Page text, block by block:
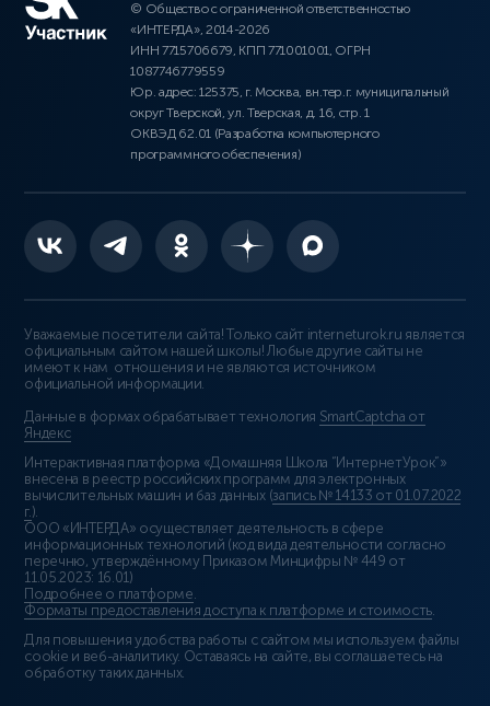
© Общество с ограниченной ответственностью
«ИНТЕРДА», 2014-2026
ИНН 7715706679, КПП 771001001, ОГРН
1087746779559
Юр. адрес: 125375, г. Москва, вн.тер.г. муниципальный
округ Тверской, ул. Тверская, д. 16, стр. 1
ОКВЭД 62.01 (Разработка компьютерного
программного обеспечения)
Уважаемые посетители сайта! Только сайт interneturok.ru является
официальным сайтом нашей школы! Любые другие сайты не
имеют к нам отношения и не являются источником
официальной информации.
Данные в формах обрабатывает технология SmartCaptcha от
Яндекс
Интерактивная платформа «Домашняя Школа “ИнтернетУрок”»
внесена в реестр российских программ для электронных
вычислительных машин и баз данных (запись № 14133 от 01.07.2022
г.).
ООО «ИНТЕРДА» осуществляет деятельность в сфере
информационных технологий (код вида деятельности согласно
перечню, утверждённому Приказом Минцифры № 449 от
11.05.2023: 16.01)
Подробнее о платформе.
Форматы предоставления доступа к платформе и стоимость.
Для повышения удобства работы с сайтом мы используем файлы
cookie и веб-аналитику. Оставаясь на сайте, вы соглашаетесь на
обработку таких данных.